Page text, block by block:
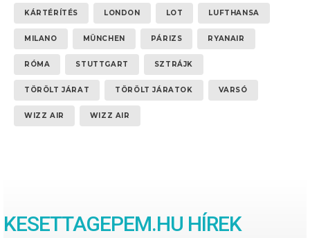
KÁRTÉRÍTÉS LONDON LOT LUFTHANSA
MILANO MÜNCHEN PÁRIZS RYANAIR
RÓMA STUTTGART SZTRÁJK
TÖRÖLT JÁRAT TÖRÖLT JÁRATOK VARSÓ
WIZZ AIR WIZZ AIR
KESETTAGEPEM.HU HÍREK